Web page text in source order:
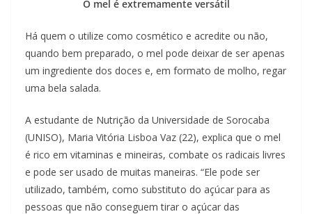
O mel é extremamente versátil
Há quem o utilize como cosmético e acredite ou não,
quando bem preparado, o mel pode deixar de ser apenas
um ingrediente dos doces e, em formato de molho, regar
uma bela salada.
A estudante de Nutrição da Universidade de Sorocaba
(UNISO), Maria Vitória Lisboa Vaz (22), explica que o mel
é rico em vitaminas e mineiras, combate os radicais livres
e pode ser usado de muitas maneiras. “Ele pode ser
utilizado, também, como substituto do açúcar para as
pessoas que não conseguem tirar o açúcar das